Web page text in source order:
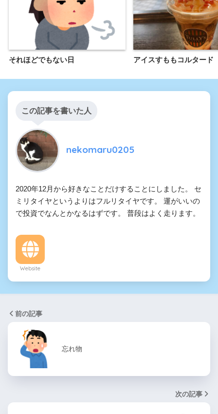
それほどでもない日 アイスすももコルタード
この記事を書いた人
nekomaru0205
2020年12月から好きなことだけすることにしました。 セ
ミリタイヤというよりはフルリタイヤです。 運がいいの
で投資でなんとかなるはずです。 普段はよく走ります。
Website
前の記事
忘れ物
次の記事